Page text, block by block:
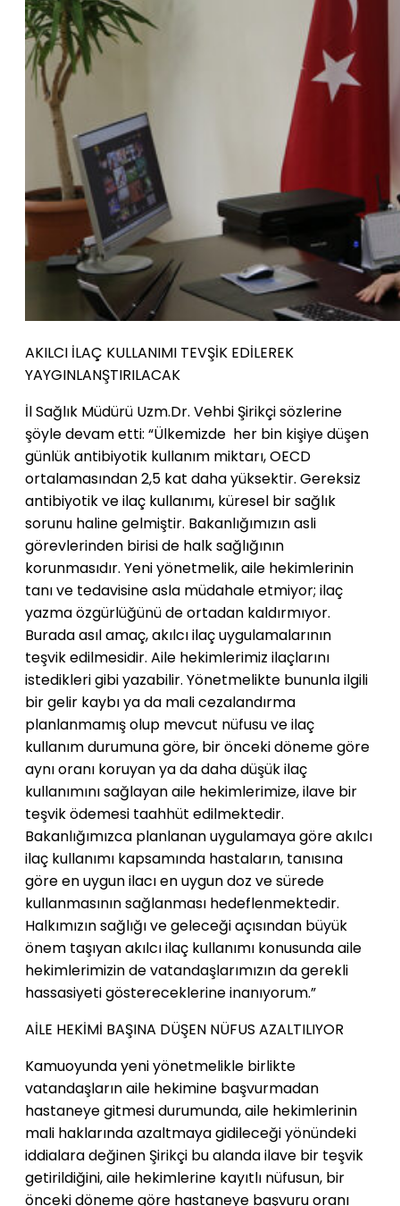
AKILCI İLAÇ KULLANIMI TEVŞİK EDİLEREK
YAYGINLANŞTIRILACAK
İl Sağlık Müdürü Uzm.Dr. Vehbi Şirikçi sözlerine
şöyle devam etti: “Ülkemizde her bin kişiye düşen
günlük antibiyotik kullanım miktarı, OECD
ortalamasından 2,5 kat daha yüksektir. Gereksiz
antibiyotik ve ilaç kullanımı, küresel bir sağlık
sorunu haline gelmiştir. Bakanlığımızın asli
görevlerinden birisi de halk sağlığının
korunmasıdır. Yeni yönetmelik, aile hekimlerinin
tanı ve tedavisine asla müdahale etmiyor; ilaç
yazma özgürlüğünü de ortadan kaldırmıyor.
Burada asıl amaç, akılcı ilaç uygulamalarının
teşvik edilmesidir. Aile hekimlerimiz ilaçlarını
istedikleri gibi yazabilir. Yönetmelikte bununla ilgili
bir gelir kaybı ya da mali cezalandırma
planlanmamış olup mevcut nüfusu ve ilaç
kullanım durumuna göre, bir önceki döneme göre
aynı oranı koruyan ya da daha düşük ilaç
kullanımını sağlayan aile hekimlerimize, ilave bir
teşvik ödemesi taahhüt edilmektedir.
Bakanlığımızca planlanan uygulamaya göre akılcı
ilaç kullanımı kapsamında hastaların, tanısına
göre en uygun ilacı en uygun doz ve sürede
kullanmasının sağlanması hedeflenmektedir.
Halkımızın sağlığı ve geleceği açısından büyük
önem taşıyan akılcı ilaç kullanımı konusunda aile
hekimlerimizin de vatandaşlarımızın da gerekli
hassasiyeti göstereceklerine inanıyorum.”
AİLE HEKİMİ BAŞINA DÜŞEN NÜFUS AZALTILIYOR
Kamuoyunda yeni yönetmelikle birlikte
vatandaşların aile hekimine başvurmadan
hastaneye gitmesi durumunda, aile hekimlerinin
mali haklarında azaltmaya gidileceği yönündeki
iddialara değinen Şirikçi bu alanda ilave bir teşvik
getirildiğini, aile hekimlerine kayıtlı nüfusun, bir
önceki döneme göre hastaneye başvuru oranı